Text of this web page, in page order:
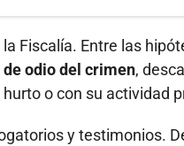
Fiscalía. Entre las
odio del crimen,
o con su actividad
y testimonios.